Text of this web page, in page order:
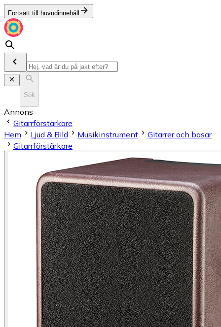
Fortsätt till huvudinnehåll
Sök
Annons
Gitarrförstärkare
Hem
Ljud & Bild Musikinstrument
Gitarrer och basar
Gitarrförstärkare